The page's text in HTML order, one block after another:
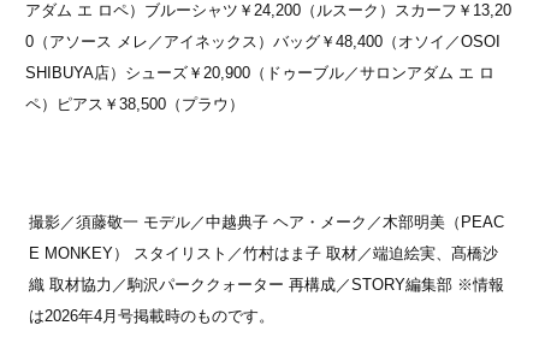
アダム エ ロペ）ブルーシャツ￥24,200（ルスーク）スカーフ￥13,20
0（アソース メレ／アイネックス）バッグ￥48,400（オソイ／OSOI
SHIBUYA店）シューズ￥20,900（ドゥーブル／サロンアダム エ ロ
ペ）ピアス￥38,500（プラウ）
撮影／須藤敬一 モデル／中越典子 ヘア・メーク／木部明美（PEAC
E MONKEY） スタイリスト／竹村はま子 取材／端迫絵実、髙橋沙
織 取材協力／駒沢パーククォーター 再構成／STORY編集部 ※情報
は2026年4月号掲載時のものです。